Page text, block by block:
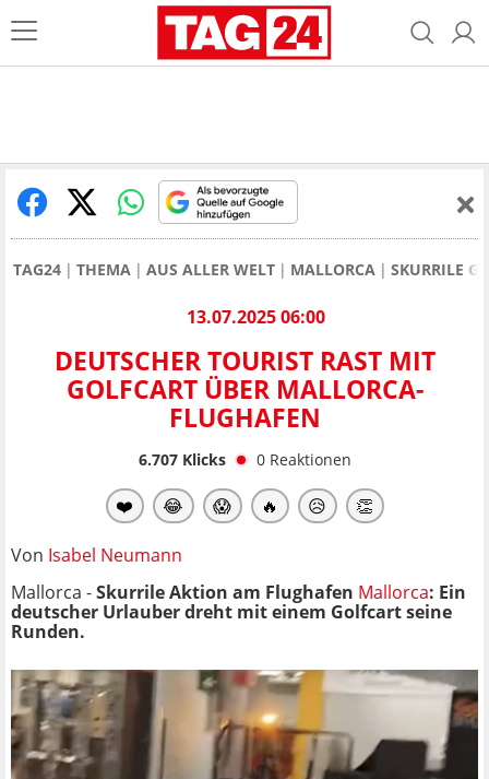
TAG24 THEMA AUS ALLER WELT MALLORCA SKURRILE
13.07.2025 06:00
DEUTSCHER TOURIST RAST MIT
GOLFCART ÜBER MALLORCA-
FLUGHAFEN
6.707Klicks 0 Reaktionen
❤️ 😂 😱 🔥 😥 👏
Von Isabel Neumann
Mallorca -Skurrile Aktion am Flughafen Mallorca: Ein
deutscher Urlauber dreht mit einem Golfcart seine
Runden.